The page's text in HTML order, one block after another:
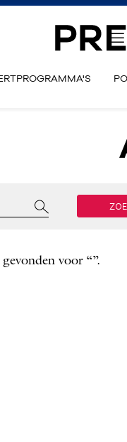
voor “”.